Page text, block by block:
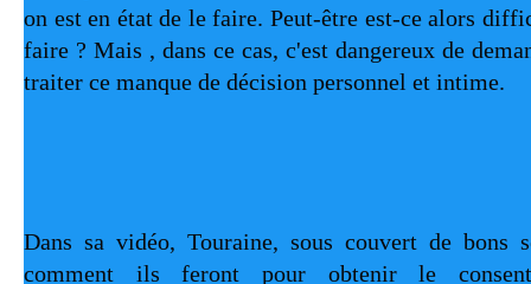
on est en état de le faire. Peut-être est-ce alors
faire ? Mais , dans ce cas, c'est dangereux de
traiter ce manque de décision personnel et intime.
Dans sa vidéo, Touraine, sous couvert de bons
comment ils feront pour obtenir le